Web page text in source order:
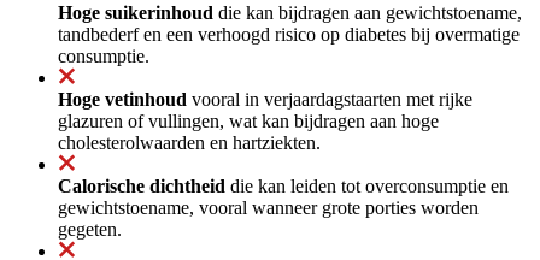
Hoge suikerinhoud die kan bijdragen aan gewichtstoename,
tandbederf en een verhoogd risico op diabetes bij overmatige
consumptie.
Hoge vetinhoud vooral in verjaardagstaarten met rijke
glazuren of vullingen, wat kan bijdragen aan hoge
cholesterolwaarden en hartziekten.
Calorische dichtheid die kan leiden tot overconsumptie en
gewichtstoename, vooral wanneer grote porties worden
gegeten.